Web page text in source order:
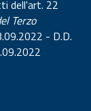
dell'art. 22
Terzo
- D.D.